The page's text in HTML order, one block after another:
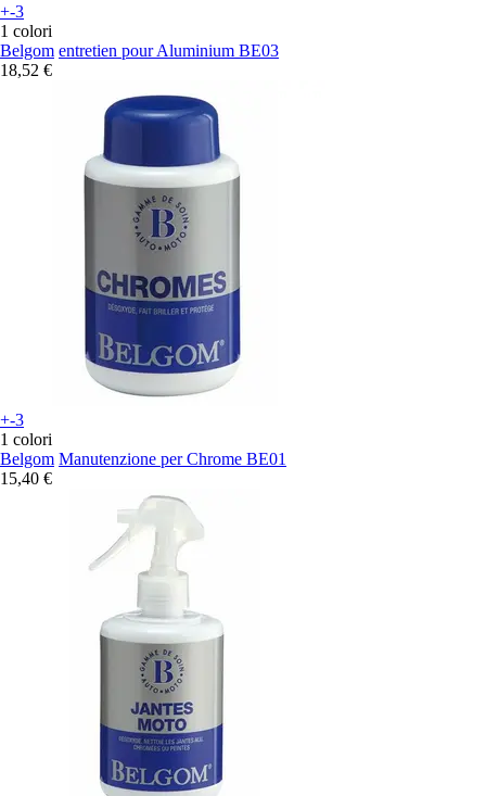
+-3
1 colori
Belgom entretien pour Aluminium BE03
18,52 €
+-3
1 colori
Belgom Manutenzione per Chrome BE01
15,40 €